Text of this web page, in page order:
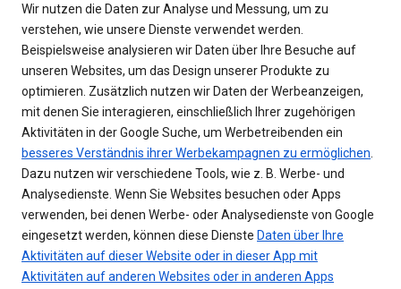
Wir nutzen die Daten zur Analyse und Messung, um zu
verstehen, wie unsere Dienste verwendet werden.
Beispielsweise analysieren wir Daten über Ihre Besuche auf
unseren Websites, um das Design unserer Produkte zu
optimieren. Zusätzlich nutzen wir Daten der Werbeanzeigen,
mit denen Sie interagieren, einschließlich Ihrer zugehörigen
Aktivitäten in der Google Suche, um Werbetreibenden ein
besseres Verständnis ihrer Werbekampagnen zu ermöglichen.
Dazu nutzen wir verschiedene Tools, wie z. B. Werbe- und
Analysedienste. Wenn Sie Websites besuchen oder Apps
verwenden, bei denen Werbe- oder Analysedienste von Google
eingesetzt werden, können diese Dienste Daten über Ihre
Aktivitäten auf dieser Website oder in dieser App mit
Aktivitäten auf anderen Websites oder in anderen Apps